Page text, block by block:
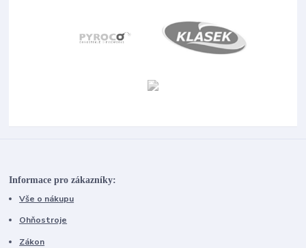
Informace pro zákazníky:
Vše o nákupu
Ohňostroje
Zákon